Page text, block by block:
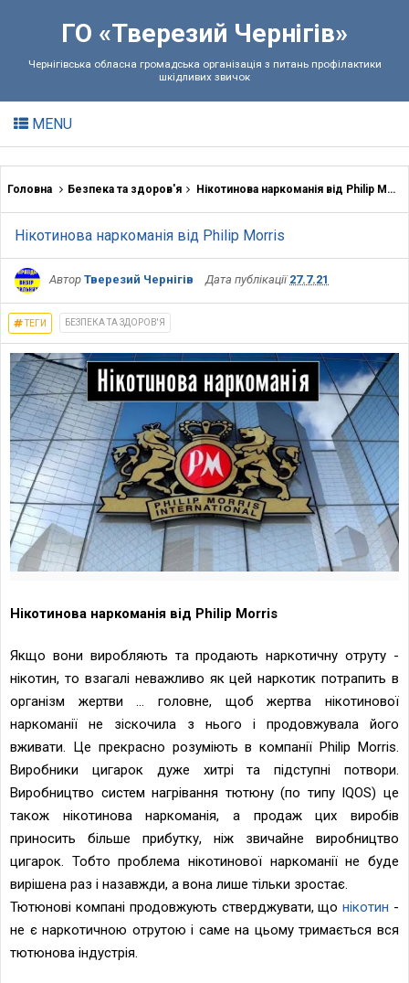
ГО «Тверезий Чернігів»
Чернігівська обласна громадська організація з питань профілактики
шкідливих звичок
MENU
Головна Безпека та здоров'я Нікотинова наркоманія від Philip Morris
Нікотинова наркоманія від Philip Morris
Автор Тверезий Чернігів Дата публікації27.7.21
ТЕГИ БЕЗПЕКА ТА ЗДОРОВ'Я
Нікотинова наркоманія від Philip Morris
Якщо вони виробляють та продають наркотичну отруту -
нікотин, то взагалі неважливо як цей наркотик потрапить в
організм жертви ... головне, щоб жертва нікотинової
наркоманії не зіскочила з нього і продовжувала його
вживати. Це прекрасно розуміють в компанії Philip Morris.
Виробники цигарок дуже хитрі та підступні потвори.
Виробництво систем нагрівання тютюну (по типу IQOS) це
також нікотинова наркоманія, а продаж цих виробів
приносить більше прибутку, ніж звичайне виробництво
цигарок. Тобто проблема нікотинової наркоманії не буде
вирішена раз і назавжди, а вона лише тільки зростає.
Тютюнові компані продовжують стверджувати, щонікотин -
не є наркотичною отрутою і саме на цьому тримається вся
тютюнова індустрія.